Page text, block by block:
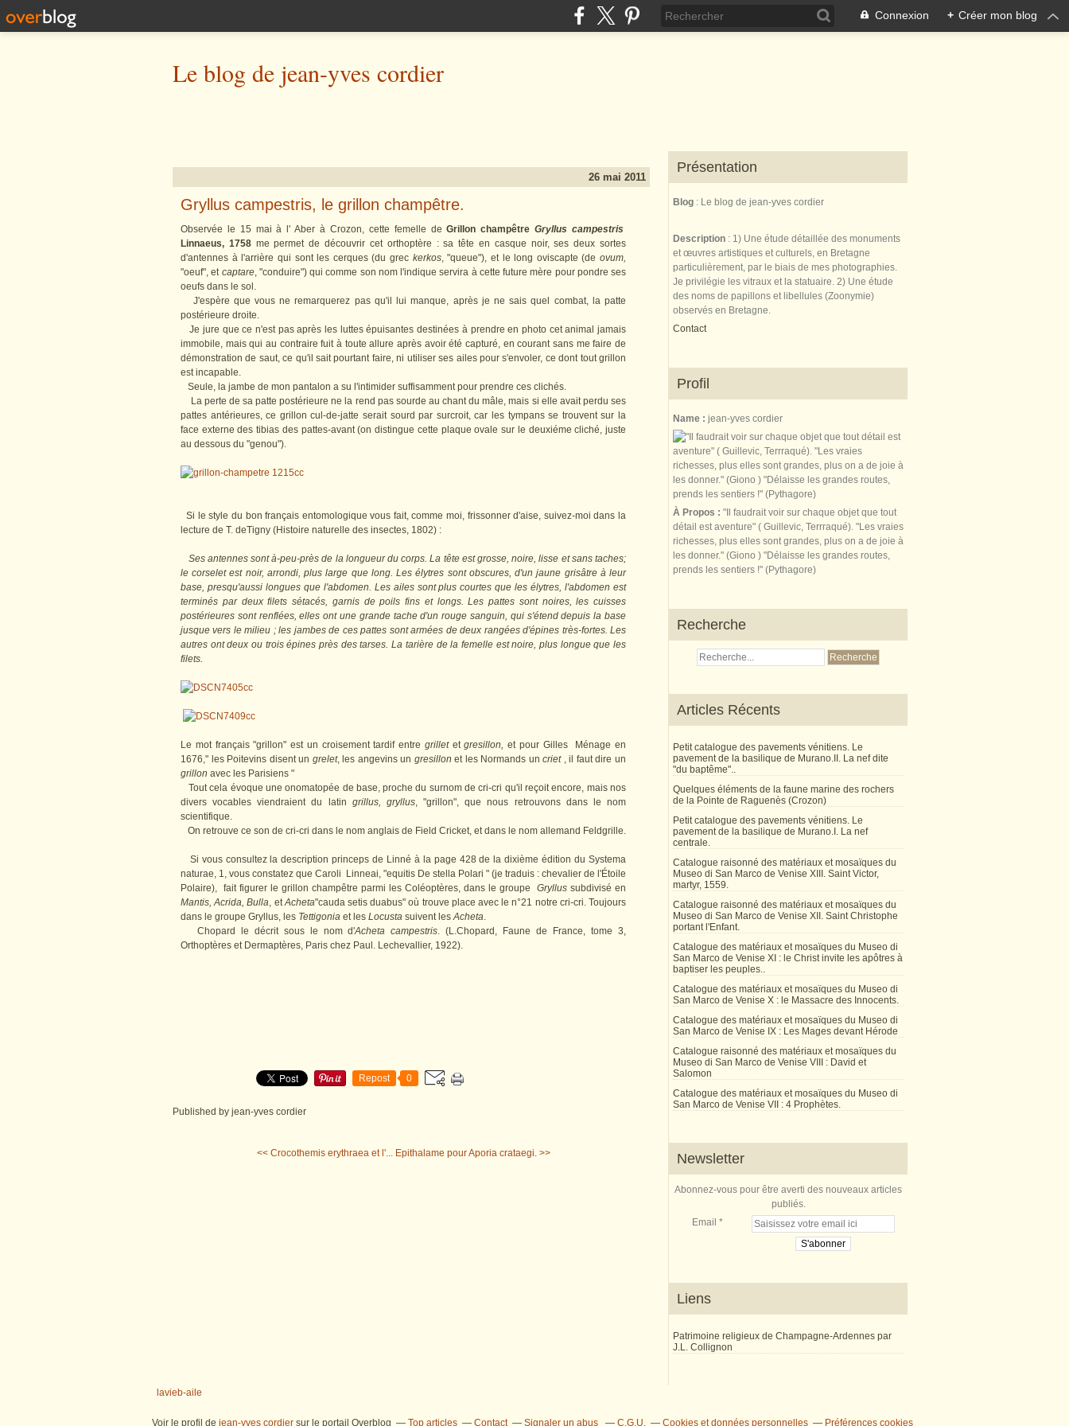
Connexion + Créer mon blog
Le blog de jean-yves cordier
26 mai 2011
Gryllus campestris, le grillon champêtre.
Observée le 15 mai à l' Aber à Crozon, cette femelle deGrillon champêtreGryllus campestris
Linnaeus, 1758me permet de découvrir cet orthoptère : sa tête en casque noir, ses deux sortes
d'antennes à l'arrière qui sont les cerques (du grec kerkos, "queue"), et le long oviscapte (de ovum,
"oeuf", et captare, "conduire") qui comme son nom l'indique servira à cette future mère pour pondre ses
oeufs dans le sol.
J'espère que vous ne remarquerez pas qu'il lui manque, après je ne sais quel combat, la patte
postérieure droite.
Je jure que ce n'est pas après les luttes épuisantes destinées à prendre en photo cet animal jamais
immobile, mais qui au contraire fuit à toute allure après avoir été capturé, en courant sans me faire de
démonstration de saut, ce qu'il sait pourtant faire, ni utiliser ses ailes pour s'envoler, ce dont tout grillon
est incapable.
Seule, la jambe de mon pantalon a su l'intimider suffisamment pour prendre ces clichés.
La perte de sa patte postérieure ne la rend pas sourde au chant du mâle, mais si elle avait perdu ses
pattes antérieures, ce grillon cul-de-jatte serait sourd par surcroit, car les tympans se trouvent sur la
face externe des tibias des pattes-avant (on distingue cette plaque ovale sur le deuxiéme cliché, juste
au dessous du "genou").
Si le style du bon français entomologique vous fait, comme moi, frissonner d'aise, suivez-moi dans la
lecture de T. deTigny (Histoire naturelle des insectes, 1802) :
Ses antennes sont à-peu-près de la longueur du corps. La tête est grosse, noire, lisse et sans taches;
le corselet est noir, arrondi, plus large que long. Les élytres sont obscures, d'un jaune grisâtre à leur
base, presqu'aussi longues que l'abdomen. Les ailes sont plus courtes que les élytres, l'abdomen est
terminés par deux filets sétacés, garnis de poils fins et longs. Les pattes sont noires, les cuisses
postérieures sont renflées, elles ont une grande tache d'un rouge sanguin, qui s'étend depuis la base
jusque vers le milieu ; les jambes de ces pattes sont armées de deux rangées d'épines très-fortes. Les
autres ont deux ou trois épines près des tarses. La tarière de la femelle est noire, plus longue que les
filets.
Le mot français "grillon" est un croisement tardif entre grilletetgresillon, et pour Gilles Ménage en
1676," les Poitevins disent un grelet, les angevins un gresillon et les Normands uncriet, il faut dire un
grillon avec les Parisiens "
Tout cela évoque une onomatopée de base, proche du surnom de cri-cri qu'il reçoit encore, mais nos
divers vocables viendraient du latin grillus, gryllus, "grillon", que nous retrouvons dans le nom
scientifique.
On retrouve ce son de cri-cri dans le nom anglais de Field Cricket, et dans le nom allemand Feldgrille.
Si vous consultez la description princeps de Linné à la page 428 de la dixième édition du Systema
naturae, 1, vous constatez que Caroli Linneai, "equitis De stella Polari " (je traduis : chevalier de l'Étoile
Polaire), fait figurer le grillon champêtre parmi les Coléoptères, dans le groupe Gryllus subdivisé en
Mantis, Acrida, Bulla, etAcheta"cauda setis duabus" où trouve place avec le n°21 notre cri-cri. Toujours
dans le groupe Gryllus, les Tettigonia et les Locusta suivent lesAcheta.
Chopard le décrit sous le nom d'Acheta campestris. (L.Chopard, Faune de France, tome 3,
Orthoptères et Dermaptères, Paris chez Paul. Lechevallier, 1922).
Repost 0
Published by jean-yves cordier
<< Crocothemis erythraea et l'... Epithalame pour Aporia crataegi. >>
Présentation
Blog : Le blog de jean-yves cordier
Description : 1) Une étude détaillée des monuments
et œuvres artistiques et culturels, en Bretagne
particulièrement, par le biais de mes photographies.
Je privilégie les vitraux et la statuaire. 2) Une étude
des noms de papillons et libellules (Zoonymie)
observés en Bretagne.
Contact
Profil
Name : jean-yves cordier
À Propos : "Il faudrait voir sur chaque objet que tout
détail est aventure" ( Guillevic, Terrraqué). "Les vraies
richesses, plus elles sont grandes, plus on a de joie à
les donner." (Giono ) "Délaisse les grandes routes,
prends les sentiers !" (Pythagore)
Recherche
Articles Récents
Petit catalogue des pavements vénitiens. Le
pavement de la basilique de Murano.II. La nef dite
"du baptême"..
Quelques éléments de la faune marine des rochers
de la Pointe de Raguenès (Crozon)
Petit catalogue des pavements vénitiens. Le
pavement de la basilique de Murano.I. La nef
centrale.
Catalogue raisonné des matériaux et mosaïques du
Museo di San Marco de Venise XIII. Saint Victor,
martyr, 1559.
Catalogue raisonné des matériaux et mosaïques du
Museo di San Marco de Venise XII. Saint Christophe
portant l'Enfant.
Catalogue des matériaux et mosaïques du Museo di
San Marco de Venise XI : le Christ invite les apôtres à
baptiser les peuples..
Catalogue des matériaux et mosaïques du Museo di
San Marco de Venise X : le Massacre des Innocents.
Catalogue des matériaux et mosaïques du Museo di
San Marco de Venise IX : Les Mages devant Hérode
Catalogue raisonné des matériaux et mosaïques du
Museo di San Marco de Venise VIII : David et
Salomon
Catalogue des matériaux et mosaïques du Museo di
San Marco de Venise VII : 4 Prophètes.
Newsletter
Abonnez-vous pour être averti des nouveaux articles
publiés.
Email
Liens
Patrimoine religieux de Champagne-Ardennes par
J.L. Collignon
lavieb-aile
Voir le profil de jean-yves cordiersur le portail Overblog Top articles Contact Signaler un abus C.G.U. Cookies et données personnelles Préférences cookies